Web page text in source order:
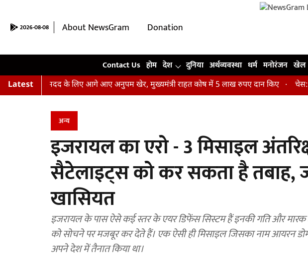
2026-08-08 About NewsGram
Donation
Contact Us होम देश दुनिया अर्थव्यवस्था धर्म मनोरंजन खेल
Latestकी मदद के लिए आगे आए अनुपम खेर, मुख्यमंत्री राहत कोष में 5 लाख रुपए दान किए चेस: आर
अन्य
इजरायल का एरो - 3 मिसाइल
सैटेलाइट्स को कर सकता है तबाह,
खासियत
इजरायल के पास ऐसे कई स्तर के एयर डिफेंस सिस्टम हैं इनकी गति और मारक
को सोचने पर मजबूर कर देते हैं। एक ऐसी ही मिसाइल जिसका नाम आयरन
अपने देश में तैनात किया था।